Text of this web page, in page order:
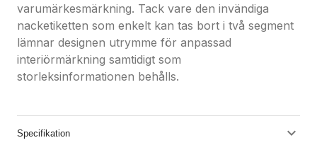
varumärkesmärkning. Tack vare den invändiga
nacketiketten som enkelt kan tas bort i två segment
lämnar designen utrymme för anpassad
interiörmärkning samtidigt som
storleksinformationen behålls.
Specifikation